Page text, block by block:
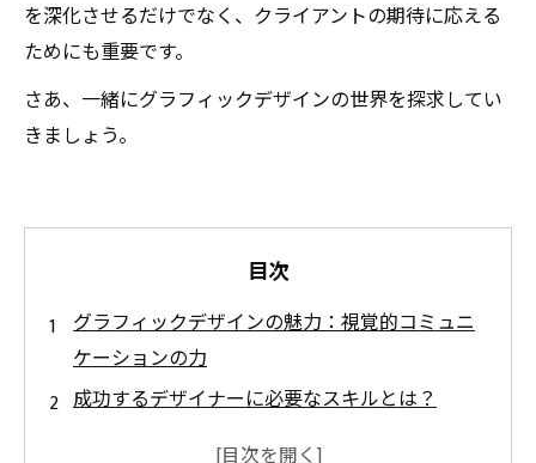
を深化させるだけでなく、クライアントの期待に応える
ためにも重要です。
さあ、一緒にグラフィックデザインの世界を探求してい
きましょう。
目次
グラフィックデザインの魅力：視覚的コミュニ
ケーションの力
成功するデザイナーに必要なスキルとは？
色彩理論の重要性：色が伝えるメッセージ